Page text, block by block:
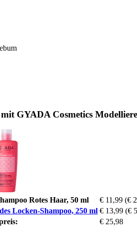
GYADA Cosmetics
Rotes Haar, 50 ml € 11,99 (€
Locken-Shampoo, 250 ml € 13,99 (€
€ 25,98